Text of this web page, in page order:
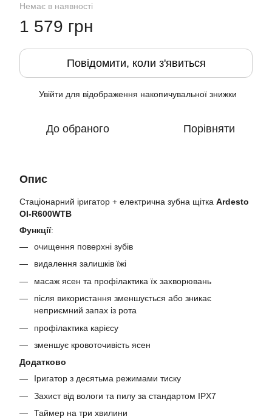
Немає в наявності
1 579 грн
Повідомити, коли з'явиться
Увійти для відображення накопичувальної знижки
До обраного Порівняти
Опис
Стаціонарний іригатор + електрична зубна щітка Ardesto
OI-R600WTB
Функції:
очищення поверхні зубів
видалення залишків їжі
масаж ясен та профілактика їх захворювань
після використання зменшується або зникає
неприємний запах із рота
профілактика карієсу
зменшує кровоточивість ясен
Додатково
Іригатор з десятьма режимами тиску
Захист від вологи та пилу за стандартом IPX7
Таймер на три хвилини